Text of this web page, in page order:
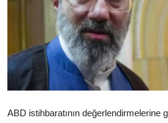
İletişim
Türkçe Kurdi
ABD istihbaratının değerlendirmelerine